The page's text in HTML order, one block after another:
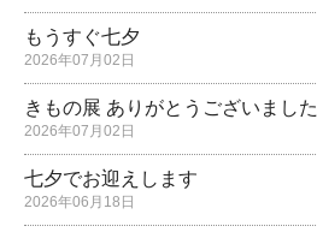
もうすぐ七夕
2026年07月02日
きもの展 ありがとうございました
2026年07月02日
七夕でお迎えします
2026年06月18日